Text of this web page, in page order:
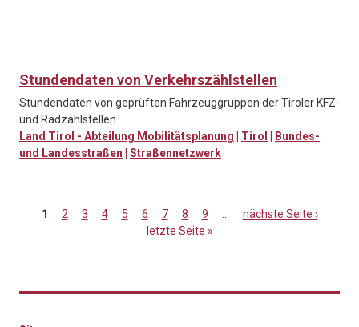
Stundendaten von Verkehrszählstellen
Stundendaten von geprüften Fahrzeuggruppen der Tiroler KFZ-
und Radzählstellen
Land Tirol - Abteilung Mobilitätsplanung
Tirol
Bundes-
und Landesstraßen
Straßennetzwerk
1 2 3 4 5 6 7 8 9
nächste Seite ›
letzte Seite »